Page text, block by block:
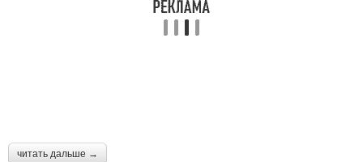
читать дальше →